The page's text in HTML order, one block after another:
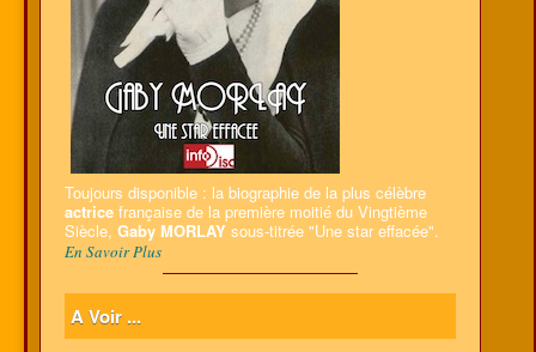
Toujours disponible : la biographie de la plus célèbre
actrice française de la première moitié du Vingtième
Siècle, Gaby MORLAY sous-titrée "Une star effacée".
En Savoir Plus
A Voir ...